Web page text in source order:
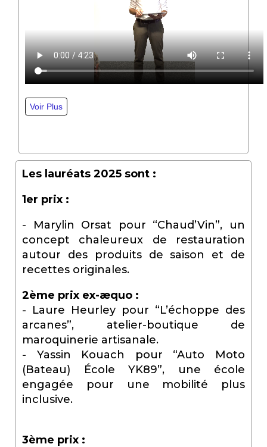
Les lauréats 2025 sont :
1er prix :
- Marylin Orsat pour “Chaud’Vin”, un
concept chaleureux de restauration
autour des produits de saison et de
recettes originales.
2ème prix ex-æquo :
- Laure Heurley pour “L’échoppe des
arcanes”, atelier-boutique de
maroquinerie artisanale.
- Yassin Kouach pour “Auto Moto
(Bateau) École YK89”, une école
engagée pour une mobilité plus
inclusive.
3ème prix :